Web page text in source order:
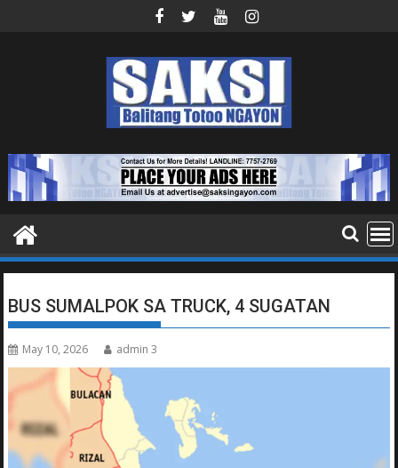
BUS SUMALPOK SA TRUCK, 4 SUGATAN
May 10, 2026 admin 3